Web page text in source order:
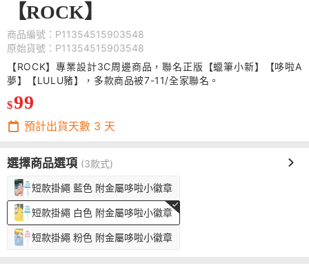
【ROCK】
商品編號：P11354515903548
原始貨號：P11354515903548
【ROCK】專業設計3C周邊商品，聯名正版【蠟筆小新】【哆啦A
夢】【LULU豬】，多款商品被7-11/全家聯名。
$99
預計出貨天數 3 天
選擇商品選項 (3款式)
短款掛繩 藍色 附金屬哆啦小徽章
短款掛繩 白色 附金屬哆啦小徽章
短款掛繩 粉色 附金屬哆啦小徽章